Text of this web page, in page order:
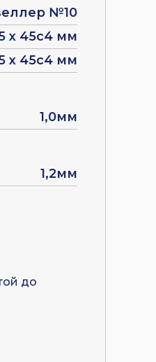
№10
х 45с4 мм
х 45с4 мм
1,0мм
1,2мм
до